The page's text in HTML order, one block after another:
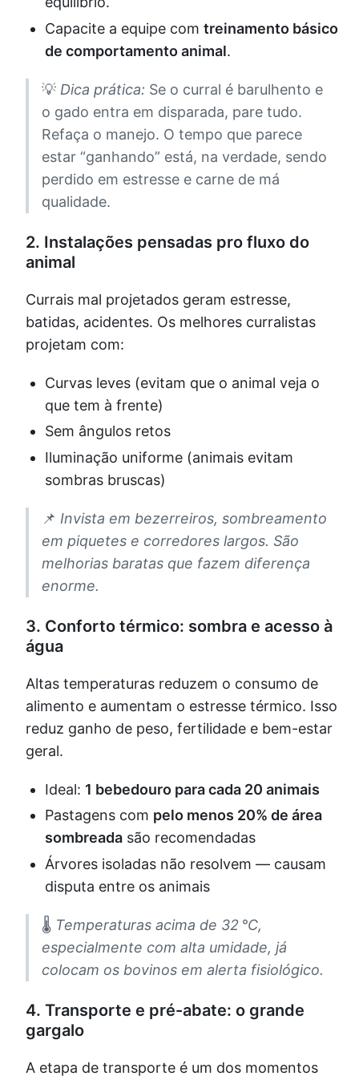
Capacite a equipe com treinamento básico
de comportamento animal.
💡 Dica prática: Se o curral é barulhento e
o gado entra em disparada, pare tudo.
Refaça o manejo. O tempo que parece
estar “ganhando” está, na verdade, sendo
perdido em estresse e carne de má
qualidade.
2. Instalações pensadas pro fluxo do
animal
Currais mal projetados geram estresse,
batidas, acidentes. Os melhores curralistas
projetam com:
Curvas leves (evitam que o animal veja o
que tem à frente)
Sem ângulos retos
Iluminação uniforme (animais evitam
sombras bruscas)
📌 Invista em bezerreiros, sombreamento
em piquetes e corredores largos. São
melhorias baratas que fazem diferença
enorme.
3. Conforto térmico: sombra e acesso à
água
Altas temperaturas reduzem o consumo de
alimento e aumentam o estresse térmico. Isso
reduz ganho de peso, fertilidade e bem-estar
geral.
Ideal: 1 bebedouro para cada 20 animais
Pastagens com pelo menos 20% de área
sombreada são recomendadas
Árvores isoladas não resolvem — causam
disputa entre os animais
🌡️ Temperaturas acima de 32 °C,
especialmente com alta umidade, já
colocam os bovinos em alerta fisiológico.
4. Transporte e pré-abate: o grande
gargalo
A etapa de transporte é um dos momentos